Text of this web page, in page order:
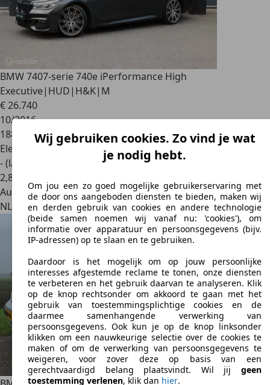
BMW 7407-serie 740e iPerformance High
Executive|HUD|H&K|M
€ 26.740
10/2016
188.104 km
Elektro/Benzine
- (l/100 km)
2,8
Autobedrijf
NL 4255 HWNieuwendijk
Wij gebruiken cookies. Zo vind je wat
je nodig hebt.
Om jou een zo goed mogelijke gebruikerservaring met
de door ons aangeboden diensten te bieden, maken wij
en derden gebruik van cookies en andere technologie
(beide samen noemen wij vanaf nu: 'cookies'), om
informatie over apparatuur en persoonsgegevens (bijv.
IP-adressen) op te slaan en te gebruiken.
Daardoor is het mogelijk om op jouw persoonlijke
interesses afgestemde reclame te tonen, onze diensten
te verbeteren en het gebruik daarvan te analyseren. Klik
op de knop rechtsonder om akkoord te gaan met het
gebruik van toestemmingsplichtige cookies en de
daarmee samenhangende verwerking van
persoonsgegevens. Ook kun je op de knop linksonder
klikken om een nauwkeurige selectie over de cookies te
maken of om de verwerking van persoonsgegevens te
weigeren, voor zover deze op basis van een
gerechtvaardigd belang plaatsvindt. Wil jij geen
toestemming verlenen, klik dan hier.